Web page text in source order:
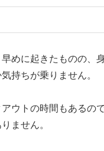
めに起きたものの、
持ちが乗りません。
ウトの時間もあるの
ません。